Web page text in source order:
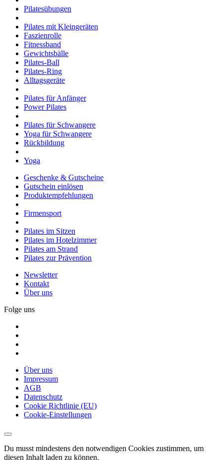
Pilatesübungen
Pilates mit Kleingeräten
Faszienrolle
Fitnessband
Gewichtsbälle
Pilates-Ball
Pilates-Ring
Alltagsgeräte
Pilates für Anfänger
Power Pilates
Pilates für Schwangere
Yoga für Schwangere
Rückbildung
Yoga
Geschenke & Gutscheine
Gutschein einlösen
Produktempfehlungen
Firmensport
Pilates im Sitzen
Pilates im Hotelzimmer
Pilates am Strand
Pilates zur Prävention
Newsletter
Kontakt
Über uns
Folge uns
Über uns
Impressum
AGB
Datenschutz
Cookie Richtlinie (EU)
Cookie-Einstellungen
Du musst mindestens den notwendigen Cookies zustimmen, um
diesen Inhalt laden zu können.